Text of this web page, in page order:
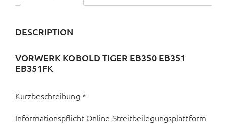
DESCRIPTION
VORWERK KOBOLD TIGER EB350 EB351
EB351FK
Kurzbeschreibung *
Informationspflicht Online-Streitbeilegungsplattform